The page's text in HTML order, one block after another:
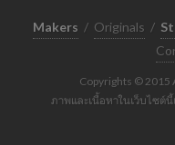
Makers / Originals /
Copyrights © 2015
ภาพและเนื้อหาในเว็บไซ